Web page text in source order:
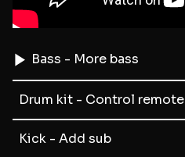
Bass - More bass
Drum kit - Control remote
Kick - Add sub